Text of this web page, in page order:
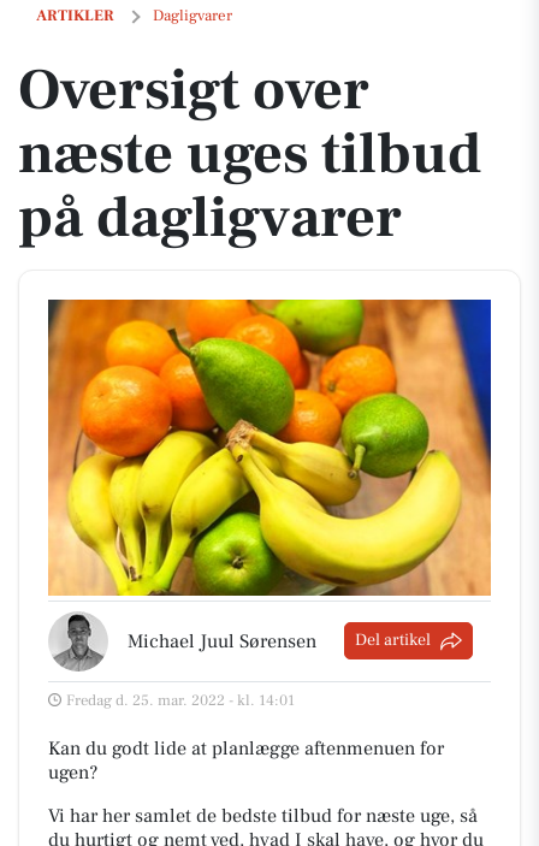
ARTIKLER Dagligvarer
Oversigt over næste uges tilbud på dagligvarer
Oversigt over
næste uges tilbud
på dagligvarer
Michael Juul Sørensen Del artikel
Fredag d. 25. mar. 2022 - kl. 14:01
Kan du godt lide at planlægge aftenmenuen for
ugen?
Vi har her samlet de bedste tilbud for næste uge, så
du hurtigt og nemt ved, hvad I skal have, og hvor du